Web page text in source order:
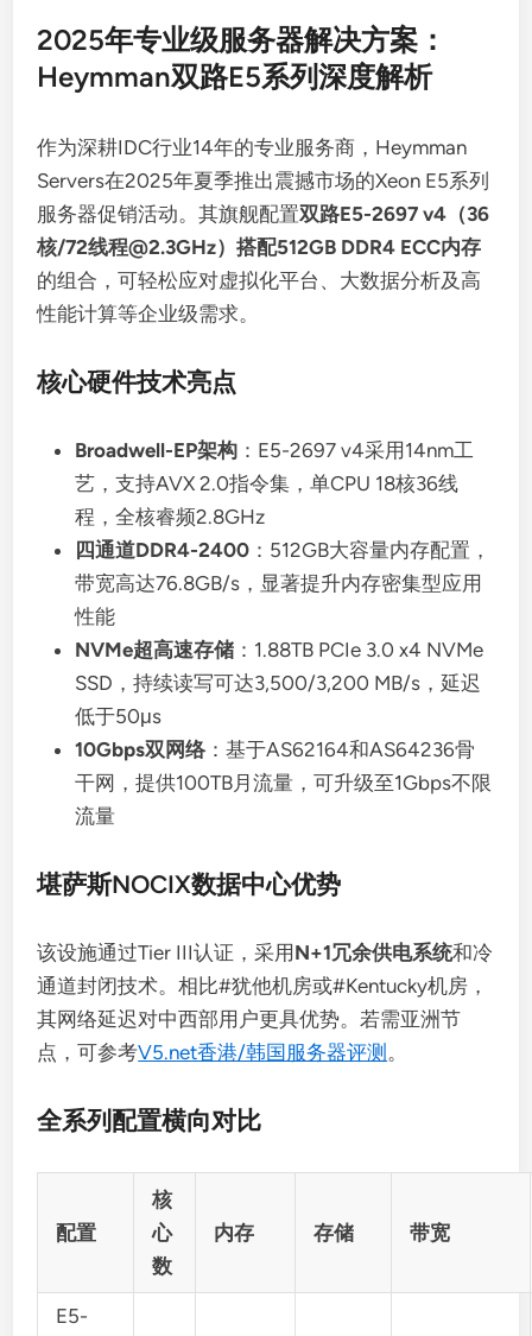
2025年专业级服务器解决方案：
Heymman双路E5系列深度解析
作为深耕IDC行业14年的专业服务商，Heymman
Servers在2025年夏季推出震撼市场的Xeon E5系列
服务器促销活动。其旗舰配置双路E5-2697 v4（36
核/72线程@2.3GHz）搭配512GB DDR4 ECC内存
的组合，可轻松应对虚拟化平台、大数据分析及高
性能计算等企业级需求。
核心硬件技术亮点
Broadwell-EP架构 ：E5-2697 v4采用14nm工
艺，支持AVX 2.0指令集，单CPU 18核36线
程，全核睿频2.8GHz
四通道DDR4-2400 ：512GB大容量内存配置，
带宽高达76.8GB/s，显著提升内存密集型应用
性能
NVMe超高速存储 ：1.88TB PCIe 3.0 x4 NVMe
SSD，持续读写可达3,500/3,200 MB/s，延迟
低于50μs
10Gbps双网络 ：基于AS62164和AS64236骨
干网，提供100TB月流量，可升级至1Gbps不限
流量
堪萨斯NOCIX数据中心优势
该设施通过Tier III认证，采用 N+1冗余供电系统和冷
通道封闭技术。相比#犹他机房或#Kentucky机房，
其网络延迟对中西部用户更具优势。若需亚洲节
点，可参考V5.net香港/韩国服务器评测 。
全系列配置横向对比
配置
核
心
数
内存 存储 带宽
E5-